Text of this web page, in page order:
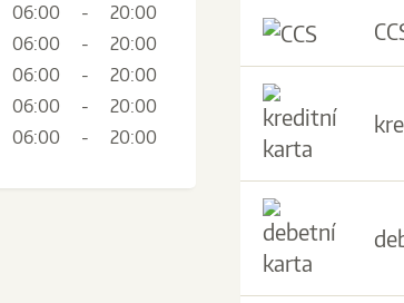
06:00 -
20:00
06:00 -
20:00
06:00 -
20:00
06:00 -
20:00
06:00 - 20:00